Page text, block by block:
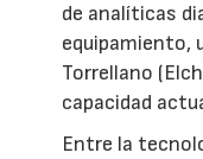
de analíticas
equipamiento,
Torrellano
capacidad
Entre la